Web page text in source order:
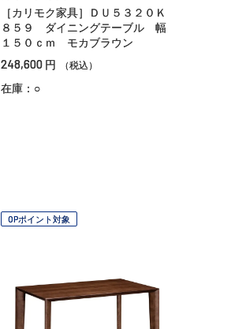
［カリモク家具］ＤＵ５３２０Ｋ
８５９ ダイニングテーブル 幅
１５０ｃｍ モカブラウン
248,600 円 （税込）
在庫：○
OPポイント対象